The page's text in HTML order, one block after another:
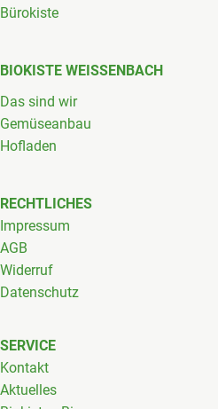
Bürokiste
BIOKISTE WEISSENBACH
Das sind wir
Gemüseanbau
Hofladen
RECHTLICHES
Impressum
AGB
Widerruf
Datenschutz
SERVICE
Kontakt
Aktuelles